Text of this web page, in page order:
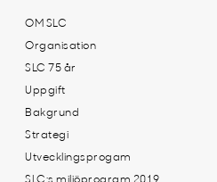
OM SLC
Organisation
SLC 75 år
Uppgift
Bakgrund
Strategi
Utvecklingsprogam